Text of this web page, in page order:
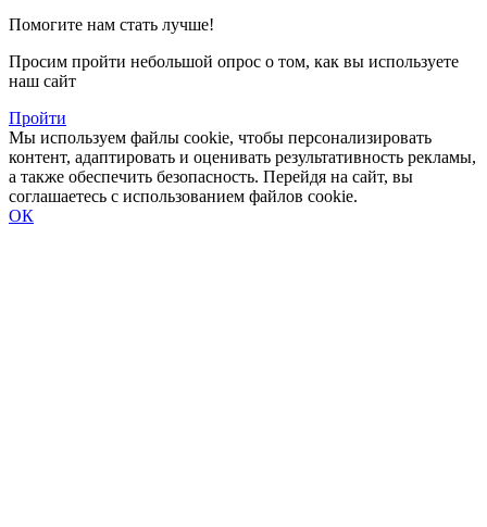
Помогите нам стать лучше!
Просим пройти небольшой опрос о том, как вы используете
наш сайт
Пройти
Мы используем файлы cookie, чтобы персонализировать
контент, адаптировать и оценивать результативность рекламы,
а также обеспечить безопасность. Перейдя на сайт, вы
соглашаетесь с использованием файлов cookie.
ОК